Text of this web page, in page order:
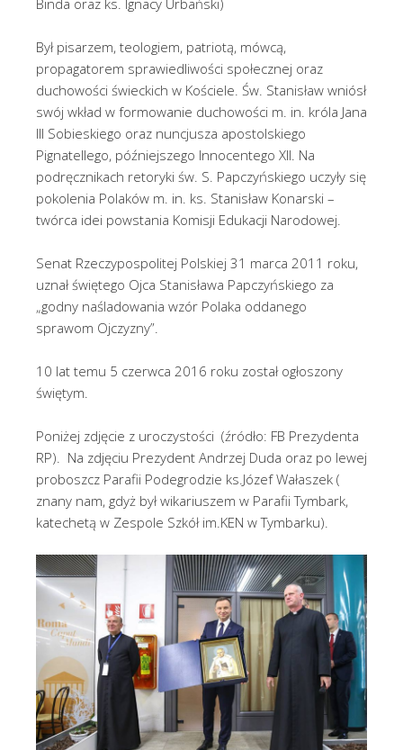
Był pisarzem, teologiem, patriotą, mówcą,
propagatorem sprawiedliwości społecznej oraz
duchowości świeckich w Kościele. Św. Stanisław wniósł
swój wkład w formowanie duchowości m. in. króla Jana
III Sobieskiego oraz nuncjusza apostolskiego
Pignatellego, późniejszego Innocentego XII. Na
podręcznikach retoryki św. S. Papczyńskiego uczyły się
pokolenia Polaków m. in. ks. Stanisław Konarski –
twórca idei powstania Komisji Edukacji Narodowej.
Senat Rzeczypospolitej Polskiej 31 marca 2011 roku,
uznał świętego Ojca Stanisława Papczyńskiego za
„godny naśladowania wzór Polaka oddanego
sprawom Ojczyzny”.
10 lat temu 5 czerwca 2016 roku został ogłoszony
świętym.
Poniżej zdjęcie z uroczystości (źródło: FB Prezydenta
RP). Na zdjęciu Prezydent Andrzej Duda oraz po lewej
proboszcz Parafii Podegrodzie ks.Józef Wałaszek (
znany nam, gdyż był wikariuszem w Parafii Tymbark,
katechetą w Zespole Szkół im.KEN w Tymbarku).